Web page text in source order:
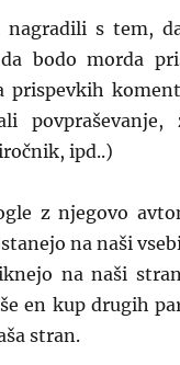
s tem,
bodo morda
prispevkih
ipd..)
z njegovo
na naši
na naši
en kup drugih
stran.